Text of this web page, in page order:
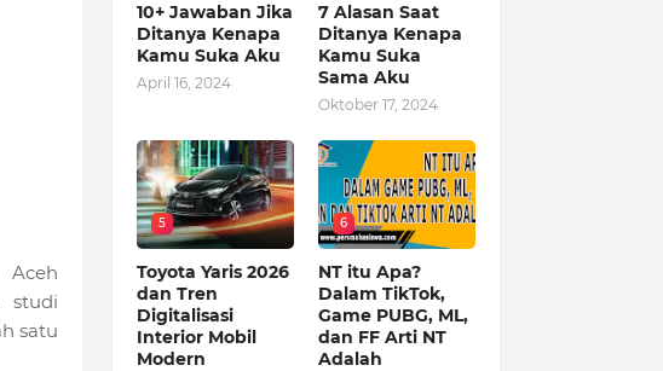
studi
satu
10+ Jawaban Jika
Ditanya Kenapa
Kamu Suka Aku
April 16, 2024
7 Alasan Saat
Ditanya Kenapa
Kamu Suka
Sama Aku
Oktober 17, 2024
5
Toyota Yaris 2026
dan Tren
Digitalisasi
Interior Mobil
Modern
6
NT itu Apa?
Dalam TikTok,
Game PUBG, ML,
dan FF Arti NT
Adalah